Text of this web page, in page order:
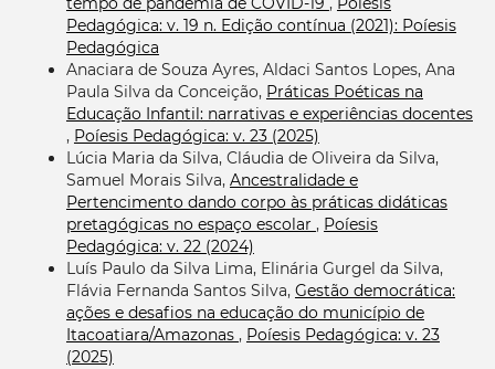
Pedagógica: v. 19 n. Edição contínua (2021): Poíesis
Pedagógica
Anaciara de Souza Ayres, Aldaci Santos Lopes, Ana
Paula Silva da Conceição, Práticas Poéticas na
Educação Infantil: narrativas e experiências docentes
, Poíesis Pedagógica: v. 23 (2025)
Lúcia Maria da Silva, Cláudia de Oliveira da Silva,
Samuel Morais Silva, Ancestralidade e
Pertencimento dando corpo às práticas didáticas
pretagógicas no espaço escolar , Poíesis
Pedagógica: v. 22 (2024)
Luís Paulo da Silva Lima, Elinária Gurgel da Silva,
Flávia Fernanda Santos Silva, Gestão democrática:
ações e desafios na educação do município de
Itacoatiara/Amazonas , Poíesis Pedagógica: v. 23
(2025)